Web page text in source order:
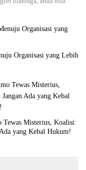
Organisasi yang Lebih
Tewas Misterius, Koalisi:
yang Kebal Hukum!